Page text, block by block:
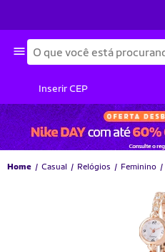
Busca
Inserir CEP
Home Casual Relógios Feminino